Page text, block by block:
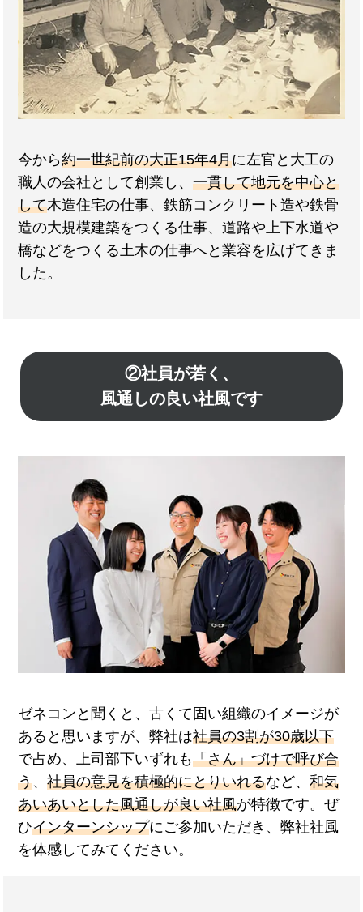
今から約一世紀前の大正15年4月に左官と大工の
職人の会社として創業し、一貫して地元を中心と
して木造住宅の仕事、鉄筋コンクリート造や鉄骨
造の大規模建築をつくる仕事、道路や上下水道や
橋などをつくる土木の仕事へと業容を広げてきま
した。
②社員が若く、
風通しの良い社風です
ゼネコンと聞くと、古くて固い組織のイメージが
あると思いますが、弊社は社員の3割が30歳以下
で占め、上司部下いずれも「さん」づけで呼び合
う、社員の意見を積極的にとりいれるなど、和気
あいあいとした風通しが良い社風が特徴です。ぜ
ひインターンシップにご参加いただき、弊社社風
を体感してみてください。